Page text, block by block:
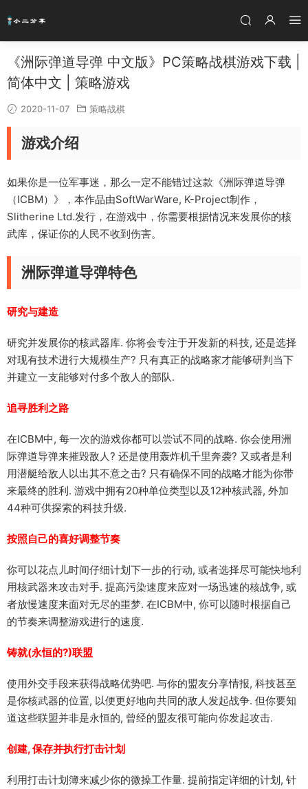
《洲际弹道导弹 中文版》PC策略战棋游戏下载 |
简体中文 | 策略游戏
2020-11-07 策略战棋
游戏介绍
如果你是一位军事迷，那么一定不能错过这款《洲际弹道导弹
（ICBM）》，本作品由SoftWarWare, K-Project制作，
Slitherine Ltd.发行，在游戏中，你需要根据情况来发展你的核
武库，保证你的人民不收到伤害。
洲际弹道导弹特色
研究与建造
研究并发展你的核武器库. 你将会专注于开发新的科技, 还是选择
对现有技术进行大规模生产? 只有真正的战略家才能够研判当下
并建立一支能够对付多个敌人的部队.
追寻胜利之路
在ICBM中, 每一次的游戏你都可以尝试不同的战略. 你会使用洲
际弹道导弹来摧毁敌人? 还是使用轰炸机千里奔袭? 又或者是利
用潜艇给敌人以出其不意之击? 只有确保不同的战略才能为你带
来最终的胜利. 游戏中拥有20种单位类型以及12种核武器, 外加
44种可供探索的科技升级.
按照自己的喜好调整节奏
你可以花点儿时间仔细计划下一步的行动, 或者选择尽可能快地利
用核武器来攻击对手. 提高污染速度来应对一场迅速的核战争, 或
者放慢速度来面对无尽的噩梦. 在ICBM中, 你可以随时根据自己
的节奏来调整游戏进行的速度.
铸就(永恒的?)联盟
使用外交手段来获得战略优势吧. 与你的盟友分享情报, 科技甚至
是你核武器的位置, 以便更好地向共同的敌人发起战争. 但你要知
道这些联盟并非是永恒的, 曾经的盟友很可能向你发起攻击.
创建, 保存并执行打击计划
利用打击计划簿来减少你的微操工作量. 提前指定详细的计划, 针